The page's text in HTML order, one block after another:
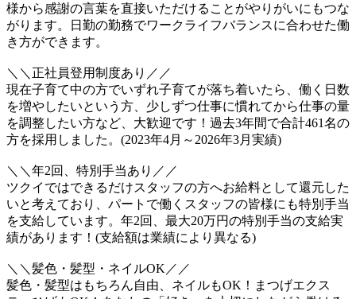
様から感謝の言葉を直接いただけることがやりがいにもつな
がります。日勤の勤務でワークライフバランスに合わせた働
き方ができます。
＼＼正社員登用制度あり／／
現在子育て中の方でいずれ子育てが落ち着いたら、働く日数
を増やしたいという方、少しずつ仕事に慣れてから仕事の量
を調整したい方など、大歓迎です！過去3年間で合計461名の
方を採用しました。(2023年4月～2026年3月実績)
＼＼年2回、特別手当あり／／
ツクイではできるだけスタッフの方へお給料として還元した
いと考えており、パートで働くスタッフの皆様にも特別手当
を支給しています。年2回、最大20万円の特別手当の支給実
績があります！(支給額は業績により異なる)
＼＼髪色・髪型・ネイルOK／／
髪色・髪型はもちろん自由、ネイルもOK！まつげエクス